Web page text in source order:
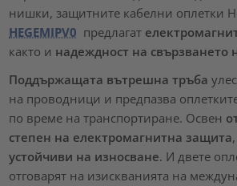
нишки, защитните кабелни оплетки
HEGEMIPV0 предлагат
както и надеждност на свързването
Поддържащата вътрешна тръба
на проводници и предпазва
по време на транспортиране. Освен
степен на електромагнитна защита
устойчиви на износване. И двете
отговарят на изискванията на